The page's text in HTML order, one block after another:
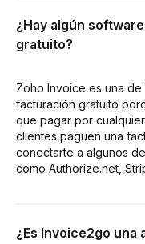
¿Hay algún
gratuito?
Zoho Invoice es una
facturación gratuito
que pagar por
clientes paguen una
conectarte a algunos
como Authorize.net,
¿Es Invoice2go una